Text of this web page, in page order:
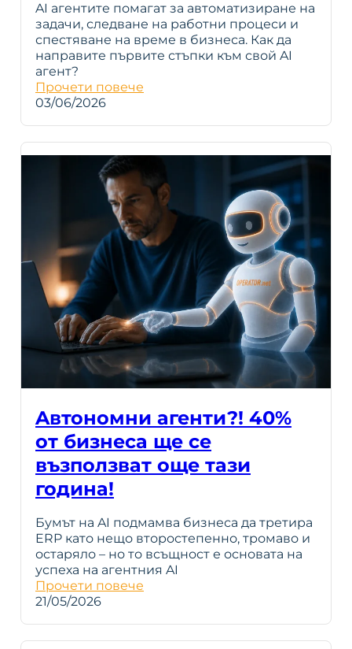
AI агентите помагат за автоматизиране на
задачи, следване на работни процеси и
спестяване на време в бизнеса. Как да
направите първите стъпки към свой AI
агент?
Прочети повече
03/06/2026
Aвтономни агенти?! 40%
от бизнеса ще се
възползват още тази
година!
Бумът на AI подмамва бизнеса да третира
ERP като нещо второстепенно, тромаво и
остаряло – но то всъщност е основата на
успеха на агентния AI
Прочети повече
21/05/2026